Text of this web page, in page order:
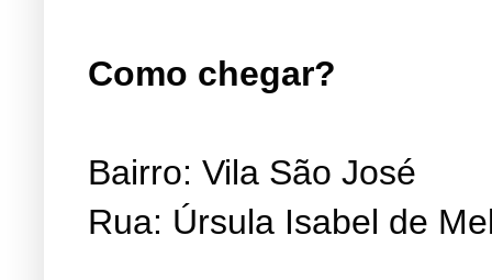
Como chegar?
Bairro: Vila São José
Rua: Úrsula Isabel de